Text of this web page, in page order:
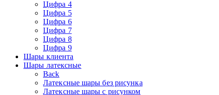
Цифра 4
Цифра 5
Цифра 6
Цифра 7
Цифра 8
Цифра 9
Шары клиента
Шары латексные
Back
Латексные шары без рисунка
Латексные шары с рисунком